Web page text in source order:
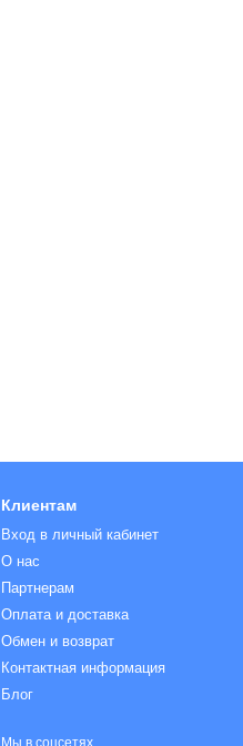
Клиентам
Вход в личный кабинет
О нас
Партнерам
Оплата и доставка
Обмен и возврат
Контактная информация
Блог
Мы в соцсетях